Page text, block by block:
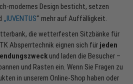
modernes Design besticht, setzen
„ IUVENTUS“ mehr auf Auffälligkeit.
die wetterfesten Sitzbänke für
Absperrtechnik eignen sich für jeden
und laden die Besucher –
und Rasten ein. Wenn Sie Fragen zu
in unserem Online-Shop haben oder